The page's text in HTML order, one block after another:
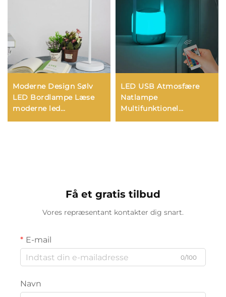
Moderne Design Sølv
LED Bordlampe Læse
moderne led
skrivebordslampe til
LED USB Atmosfære
Natlampe
Multifunktionel
Fjernbetjening
Få et gratis tilbud
Vores repræsentant kontakter dig snart.
E-mail
0/100
Navn